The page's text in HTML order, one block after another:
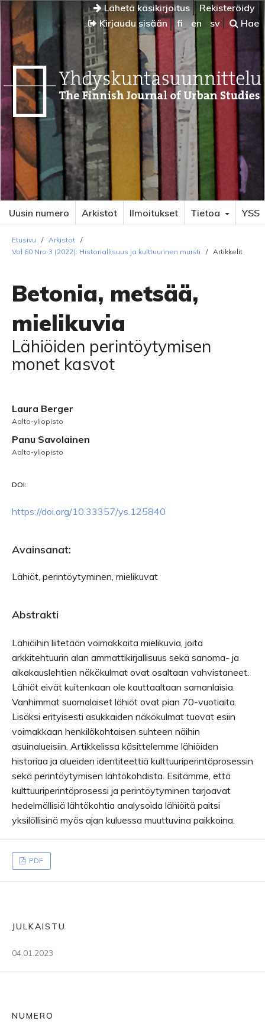
Lähetä käsikirjoitus
Rekisteröidy
Kirjaudu sisään
fi en sv Hae
Uusin numero Arkistot Ilmoitukset Tietoa YSS
Etusivu / Arkistot /
Vol 60 Nro 3 (2022): Historiallisuus ja kulttuurinen muisti
/ Artikkelit
Betonia, metsää,
mielikuvia
Lähiöiden perintöytymisen
monet kasvot
Laura Berger
Aalto-yliopisto
Panu Savolainen
Aalto-yliopisto
DOI:
https://doi.org/10.33357/ys.125840
Avainsanat:
Lähiöt, perintöytyminen, mielikuvat
Abstrakti
Lähiöihin liitetään voimakkaita mielikuvia, joita
arkkitehtuurin alan ammattikirjallisuus sekä sanoma- ja
aikakauslehtien näkökulmat ovat osaltaan vahvistaneet.
Lähiöt eivät kuitenkaan ole kauttaaltaan samanlaisia.
Vanhimmat suomalaiset lähiöt ovat pian 70-vuotiaita.
Lisäksi erityisesti asukkaiden näkökulmat tuovat esiin
voimakkaan henkilökohtaisen suhteen näihin
asuinalueisiin. Artikkelissa käsittelemme lähiöiden
historiaa ja alueiden identiteettiä kulttuuriperintöprosessin
sekä perintöytymisen lähtökohdista. Esitämme, että
kulttuuriperintöprosessi ja perintöytyminen tarjoavat
hedelmällisiä lähtökohtia analysoida lähiöitä paitsi
yksilöllisinä myös ajan kuluessa muuttuvina paikkoina.
PDF
JULKAISTU
04.01.2023
NUMERO